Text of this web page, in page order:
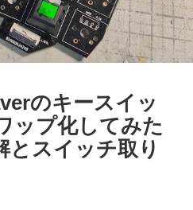
のキースイッ
ップ化してみた
とスイッチ取り